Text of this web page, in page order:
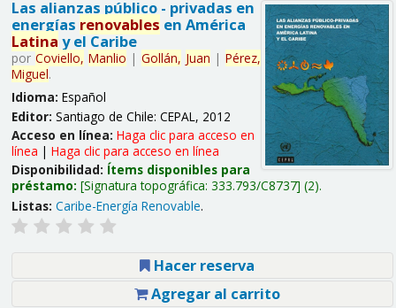
Las alianzas público - privadas en
energías renovables en América
Latina y el Caribe
por Coviello, Manlio | Gollán, Juan | Pérez,
Miguel.
Idioma: Español
Editor: Santiago de Chile: CEPAL, 2012
Acceso en línea: Haga clic para acceso en
línea | Haga clic para acceso en línea
Disponibilidad: Ítems disponibles para
préstamo: Signatura topográfica: 333.793/C8737 (2).
Listas: Caribe-Energía Renovable.
Hacer reserva
Agregar al carrito